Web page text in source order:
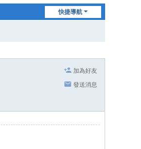
快捷導航
加為好友
發送消息